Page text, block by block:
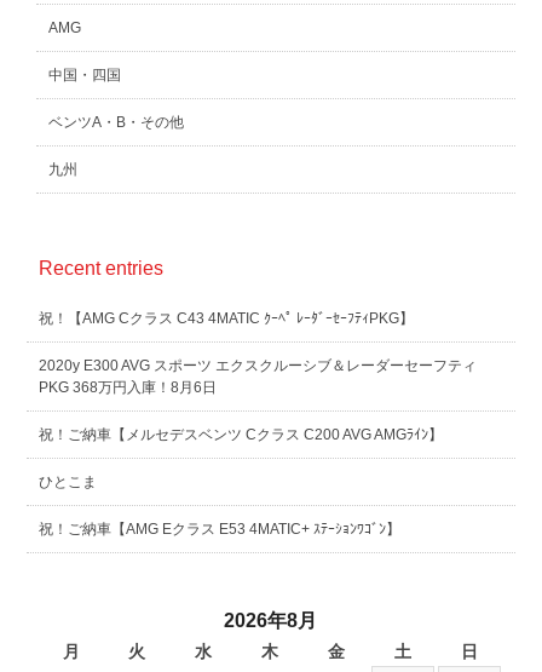
AMG
中国・四国
ベンツA・B・その他
九州
Recent entries
祝！【AMG Cクラス C43 4MATIC ｸｰﾍﾟ ﾚｰﾀﾞｰｾｰﾌﾃｨPKG】
2020y E300 AVG スポーツ エクスクルーシブ＆レーダーセーフティ
PKG 368万円入庫！8月6日
祝！ご納車【メルセデスベンツ Cクラス C200 AVG AMGﾗｲﾝ】
ひとこま
祝！ご納車【AMG Eクラス E53 4MATIC+ ｽﾃｰｼｮﾝﾜｺﾞﾝ】
2026年8月
月 火 水 木 金 土 日